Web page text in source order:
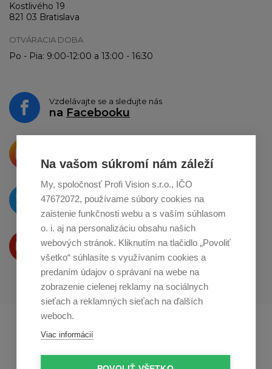
Na vašom súkromí nám záleží
My, spoločnosť Profi Vision s.r.o., IČO
47672072, používame súbory cookies na
zaistenie funkčnosti webu a s vaším súhlasom
o. i. aj na personalizáciu obsahu našich
webových stránok. Kliknutím na tlačidlo „Povoliť
všetko“ súhlasíte s využívaním cookies a
predaním údajov o správaní na webe na
zobrazenie cielenej reklamy na sociálnych
sieťach a reklamných sieťach na ďalších
weboch.
Viac informácií
Kostlivého 19
821 03 Bratislava
OTVÁRACIA DOBA
Po - Pia: 9:00-12:00 a 13:00 - 16:30
Vzdelávajte se a sledujte nás
na Facebooku
o zdieľanie naInstagrame
O novinkách píšeme
naTwitteri
Produkty Vám predstavujeme
na Youtube
Profikuchař.cz